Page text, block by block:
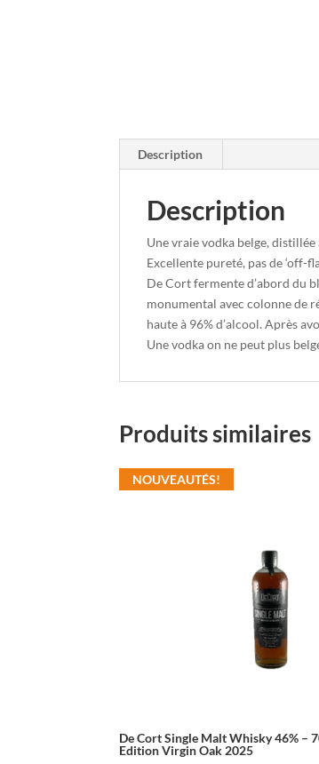
Description
Description
Une vraie vodka belge,
Excellente pureté, pas de ‘off-
De Cort fermente d’abord du
monumental avec colonne de
haute à 96% d’alcool. Après
Une vodka on ne peut plus
Produits similaires
NOUVEAUTÉS!
De Cort Single Malt Whisky 46% –
Edition Virgin Oak 2025